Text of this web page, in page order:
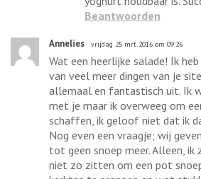
Beantwoorden
Annelies vrijdag 25 mrt 2016 om 09:26
Wat een heerlijke salade! Ik
van veel meer dingen van je
allemaal en fantastisch uit. Ik
met je maar ik overweeg om
schaffen, ik geloof niet dat ik
Nog even een vraagje; wij
tot geen snoep meer. Alleen, ik
niet zo zitten om een pot